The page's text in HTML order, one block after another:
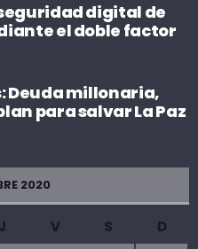
digital de
el doble factor
Deuda millonaria,
para salvar La Paz
2020
J V S
D